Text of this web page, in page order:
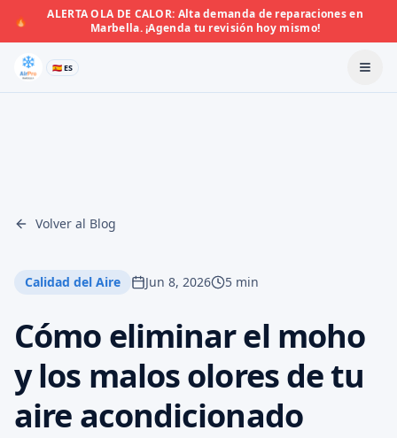
🔥
ALERTA OLA DE CALOR: Alta demanda de reparaciones en
Marbella. ¡Agenda tu revisión hoy mismo!
🇪🇸 ES
Volver al Blog
Calidad del Aire Jun 8, 2026 5 min
Cómo eliminar el moho
y los malos olores de tu
aire acondicionado